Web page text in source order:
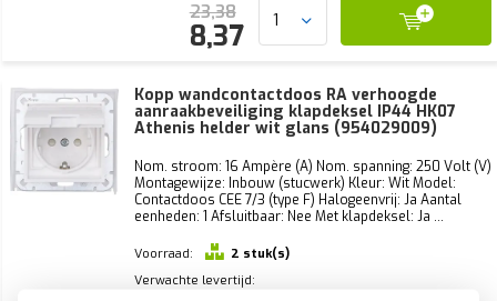
23,38
8,37
Kopp wandcontactdoos RA verhoogde
aanraakbeveiliging klapdeksel IP44 HK07
Athenis helder wit glans (954029009)
Nom. stroom: 16 Ampère (A) Nom. spanning: 250 Volt (V)
Montagewijze: Inbouw (stucwerk) Kleur: Wit Model:
Contactdoos CEE 7/3 (type F) Halogeenvrij: Ja Aantal
eenheden: 1 Afsluitbaar: Nee Met klapdeksel: Ja ...
Voorraad:
2 stuk(s)
Verwachte levertijd: